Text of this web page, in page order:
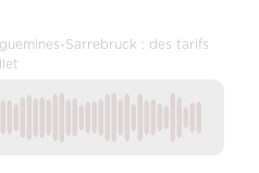
Sarrebruck : des tarifs